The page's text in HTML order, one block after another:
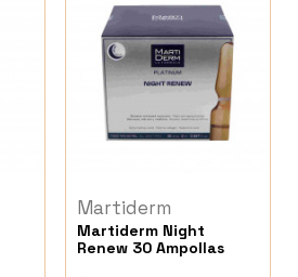
Martiderm
Martiderm Night
Renew 30 Ampollas